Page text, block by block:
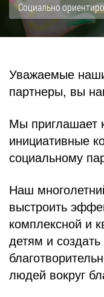
ПАРТНЕРАМ
ПОМОЩЬ
БЛОГ
Coциaльнo
Уважаемые
партнеры, вы
Мы приглашает
инициативные
социальному
Наш
выстроить
комплексной и
детям и
людей вокруг